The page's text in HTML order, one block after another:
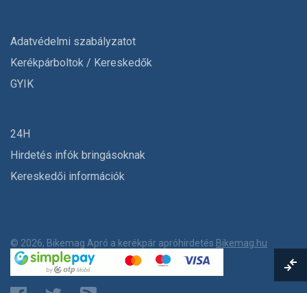
Adatvédelmi szabályzatot
Kerékpárboltok / Kereskedők
GYIK
24H
Hirdetés infók bringásoknak
Kereskedői információk
© 2026, Bikemag Apró a kerékpár apróhirdetés Bikemag.hu